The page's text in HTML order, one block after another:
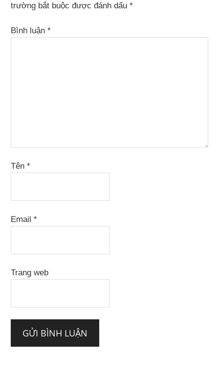
trường bắt buộc được đánh dấu*
Bình luận*
Tên*
Email*
Trang web